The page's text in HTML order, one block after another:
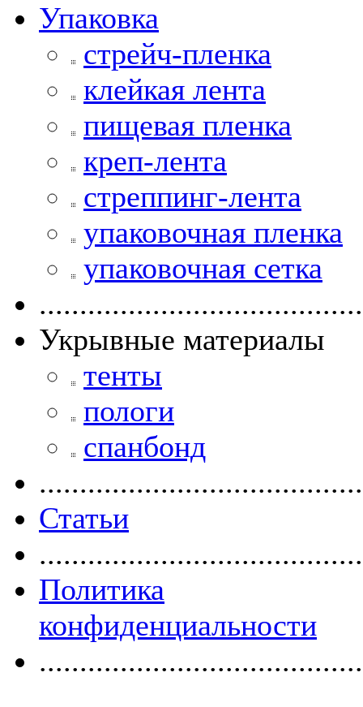
Упаковка
стрейч-пленка
клейкая лента
пищевая пленка
креп-лента
стреппинг-лента
упаковочная пленка
упаковочная сетка
Укрывные материалы
тенты
пологи
спанбонд
Статьи
Политика
конфиденциальности